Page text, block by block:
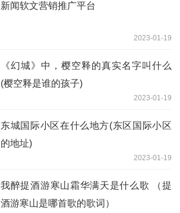
新闻软文营销推广平台
2023-01-19
《幻城》中，樱空释的真实名字叫什么
(樱空释是谁的孩子)
2023-01-19
东城国际小区在什么地方(东区国际小区
的地址)
2023-01-19
我醉提酒游寒山霜华满天是什么歌 （提
酒游寒山是哪首歌的歌词）